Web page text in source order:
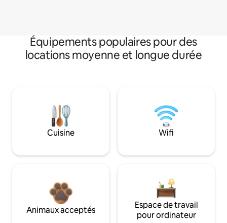
Équipements populaires pour des
locations moyenne et longue durée
Cuisine Wifi
Animaux acceptés
Espace de travail
pour ordinateur